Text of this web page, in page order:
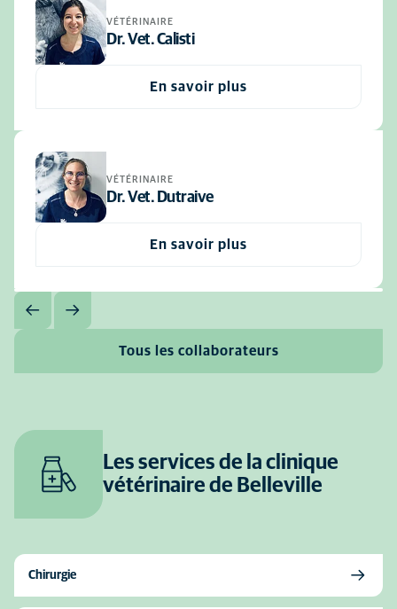
VÉTÉRINAIRE
Dr. Vet. Calisti
En savoir plus
VÉTÉRINAIRE
Dr. Vet. Dutraive
En savoir plus
Tous les collaborateurs
Les services de la clinique
vétérinaire de Belleville
Chirurgie